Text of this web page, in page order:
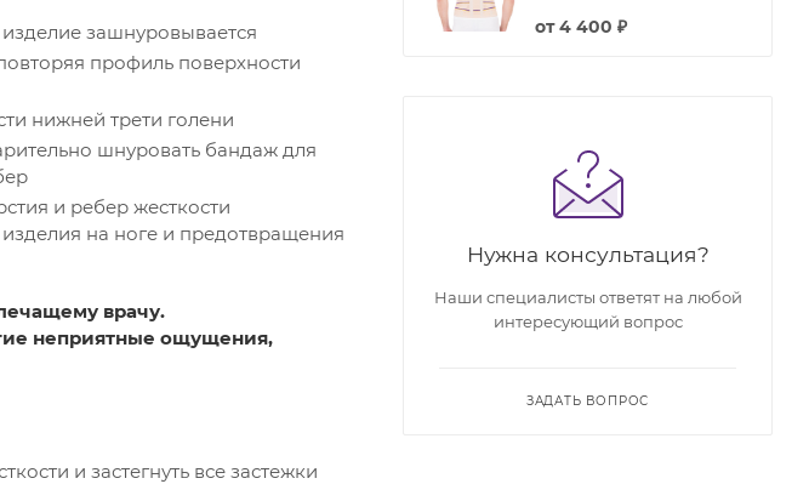
зашнуровывается
профиль поверхности
нижней трети голени
шнуровать бандаж для
и ребер жесткости
на ноге и предотвращения
врачу.
неприятные ощущения,
и застегнуть все застежки
от4 400 ₽
Нужна консультация?
Наши специалисты ответят на любой
интересующий вопрос
ЗАДАТЬ ВОПРОС